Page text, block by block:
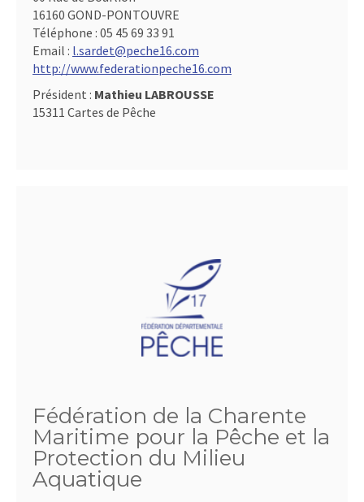
16160 GOND-PONTOUVRE
Téléphone : 05 45 69 33 91
Email : l.sardet@peche16.com
http://www.federationpeche16.com
Président : Mathieu LABROUSSE
15311 Cartes de Pêche
Fédération de la Charente
Maritime pour la Pêche et la
Protection du Milieu
Aquatique